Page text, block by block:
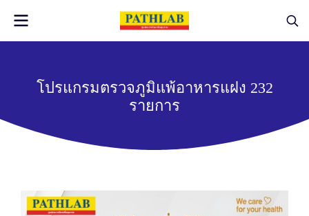
โปรแกรมตรวจภูมิแพ้อาหารแฝง 232
รายการ